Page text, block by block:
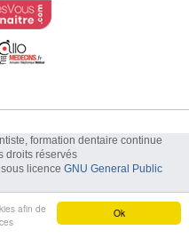
Ok
afin de
formation dentaire continue
droits réservés
licence GNU General Public